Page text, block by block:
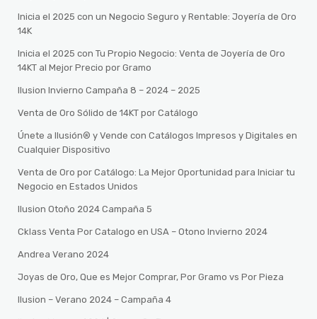
Inicia el 2025 con un Negocio Seguro y Rentable: Joyería de Oro
14K
Inicia el 2025 con Tu Propio Negocio: Venta de Joyería de Oro
14KT al Mejor Precio por Gramo
Ilusion Invierno Campaña 8 – 2024 – 2025
Venta de Oro Sólido de 14KT por Catálogo
Únete a Ilusión® y Vende con Catálogos Impresos y Digitales en
Cualquier Dispositivo
Venta de Oro por Catálogo: La Mejor Oportunidad para Iniciar tu
Negocio en Estados Unidos
Ilusion Otoño 2024 Campaña 5
Cklass Venta Por Catalogo en USA – Otono Invierno 2024
Andrea Verano 2024
Joyas de Oro, Que es Mejor Comprar, Por Gramo vs Por Pieza
Ilusion – Verano 2024 – Campaña 4